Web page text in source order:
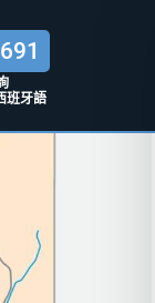
班牙語